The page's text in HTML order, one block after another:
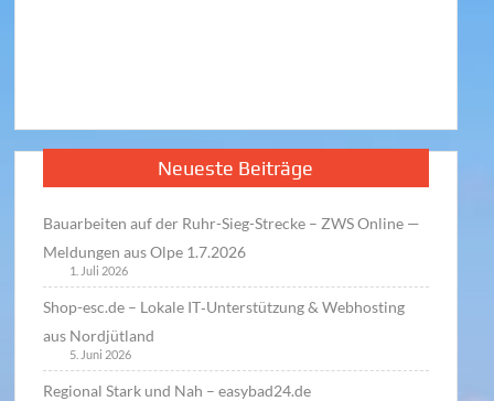
Neueste Beiträge
Bauarbeiten auf der Ruhr-Sieg-Strecke – ZWS Online —
Meldungen aus Olpe 1.7.2026
1. Juli 2026
Shop-esc.de – Lokale IT‑Unterstützung & Webhosting
aus Nordjütland
5. Juni 2026
Regional Stark und Nah – easybad24.de